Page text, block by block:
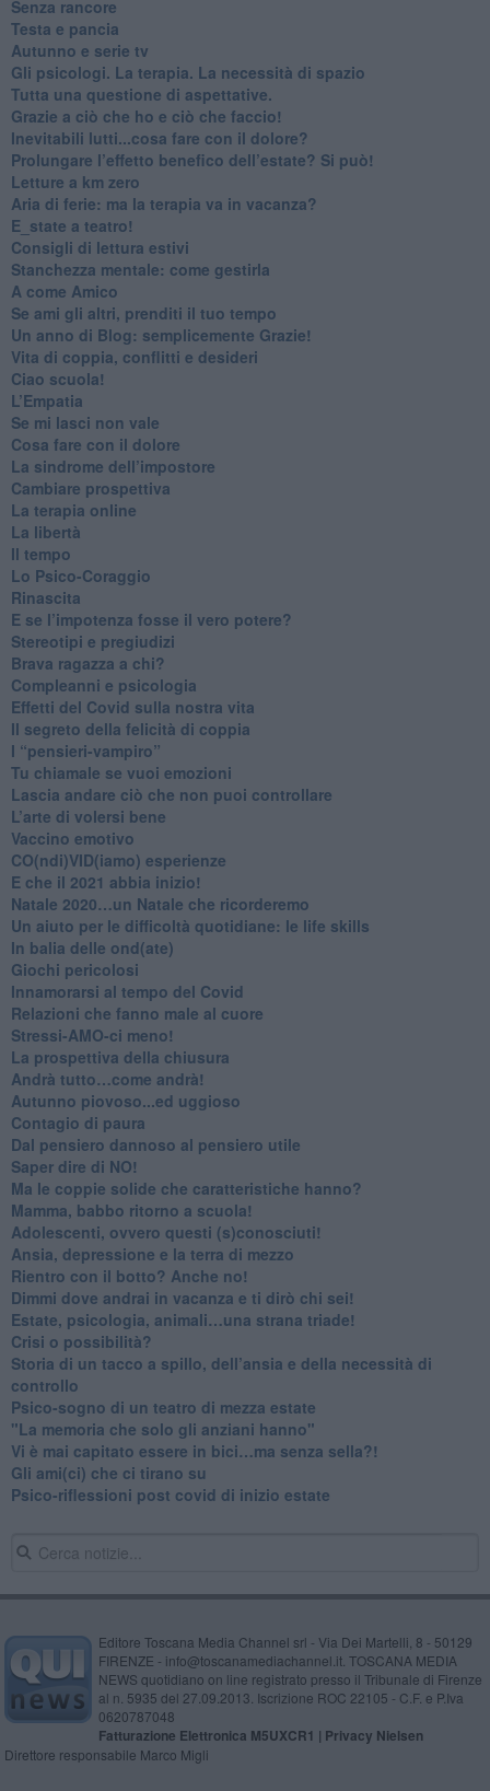
​Senza rancore
​Testa e pancia
​Autunno e serie tv
​Gli psicologi. La terapia. La necessità di spazio
​Tutta una questione di aspettative.
​Grazie a ciò che ho e ciò che faccio!
​Inevitabili lutti...cosa fare con il dolore?
Prolungare l’effetto benefico dell’estate? Si può!
​Letture a km zero
​Aria di ferie: ma la terapia va in vacanza?
​E_state a teatro!
​Consigli di lettura estivi
​Stanchezza mentale: come gestirla
​A come Amico
​Se ami gli altri, prenditi il tuo tempo
​Un anno di Blog: semplicemente Grazie!
​Vita di coppia, conflitti e desideri
​Ciao scuola!
​L’Empatia
​Se mi lasci non vale
Cosa fare con il dolore
​La sindrome dell’impostore
​Cambiare prospettiva
La terapia online
La libertà
​Il tempo
​Lo Psico-Coraggio
Rinascita
​E se l’impotenza fosse il vero potere?
Stereotipi e pregiudizi
​Brava ragazza a chi?
​Compleanni e psicologia
Effetti del Covid sulla nostra vita
Il segreto della felicità di coppia
​I “pensieri-vampiro”
​Tu chiamale se vuoi emozioni
​Lascia andare ciò che non puoi controllare
L’arte di volersi bene
​Vaccino emotivo
CO(ndi)VID(iamo) esperienze
​E che il 2021 abbia inizio!
​Natale 2020…un Natale che ricorderemo
Un aiuto per le difficoltà quotidiane: le life skills
​In balia delle ond(ate)
Giochi pericolosi
Innamorarsi al tempo del Covid
​Relazioni che fanno male al cuore
​Stressi-AMO-ci meno!
​La prospettiva della chiusura
​Andrà tutto…come andrà!
Autunno piovoso...ed uggioso
​Contagio di paura
​Dal pensiero dannoso al pensiero utile
​Saper dire di NO!
​Ma le coppie solide che caratteristiche hanno?
​Mamma, babbo ritorno a scuola!
Adolescenti, ovvero questi (s)conosciuti!
Ansia, depressione e la terra di mezzo
​Rientro con il botto? Anche no!
Dimmi dove andrai in vacanza e ti dirò chi sei!
​Estate, psicologia, animali…una strana triade!
​Crisi o possibilità?
​Storia di un tacco a spillo, dell’ansia e della necessità di
controllo
​Psico-sogno di un teatro di mezza estate
"La memoria che solo gli anziani hanno"
​Vi è mai capitato essere in bici…ma senza sella?!
​Gli ami(ci) che ci tirano su
Psico-riflessioni post covid di inizio estate
Editore Toscana Media Channel srl - Via Dei Martelli, 8 - 50129
FIRENZE - info@toscanamediachannel.it. TOSCANA MEDIA
NEWS quotidiano on line registrato presso il Tribunale di Firenze
al n. 5935 del 27.09.2013. Iscrizione ROC 22105 - C.F. e P.Iva
0620787048
Fatturazione Elettronica M5UXCR1 | Privacy Nielsen
Direttore responsabile Marco Migli